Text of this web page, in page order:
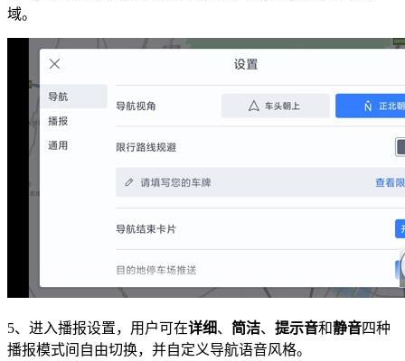
域。
5、进入播报设置，用户可在详细、 简洁、 提示音和静音四种
播报模式间自由切换，并自定义导航语音风格。